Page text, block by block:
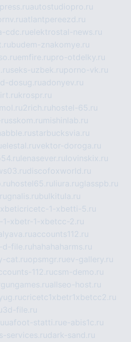
autostudiopro.ru
atlantpereezd.ru
cdc.ruelektrostal-news.ru
budem-znakomye.ru
emfire.rupro-otdelky.ru
seks-uzbek.ruporno-vk.ru
dosug.ruadonyev.ru
krospr.ru
2rich.ru hostel-65.ru
mishinlab.ru
habble.rustarbucksvia.ru
elestal.ruvektor-doroga.ru
lenasever.ru lovinskix.ru
discofoxworld.ru
hostel65.ru liura.ruglasspb.ru
gnalis.rubulkitula.ru
1-xbetti-5.ru
xbetr-1-xbetcc-2.ru
accounts112.ru
d-file.ru hahahaharms.ru
cat.ruopsmgr.ruev-gallery.ru
112.rucsm-demo.ru
allseo-host.ru
cricetc1xbetr1xbetcc2.ru
3d-file.ru
uafoot-statti.rue-abis1c.ru
services.rudark-sand.ru